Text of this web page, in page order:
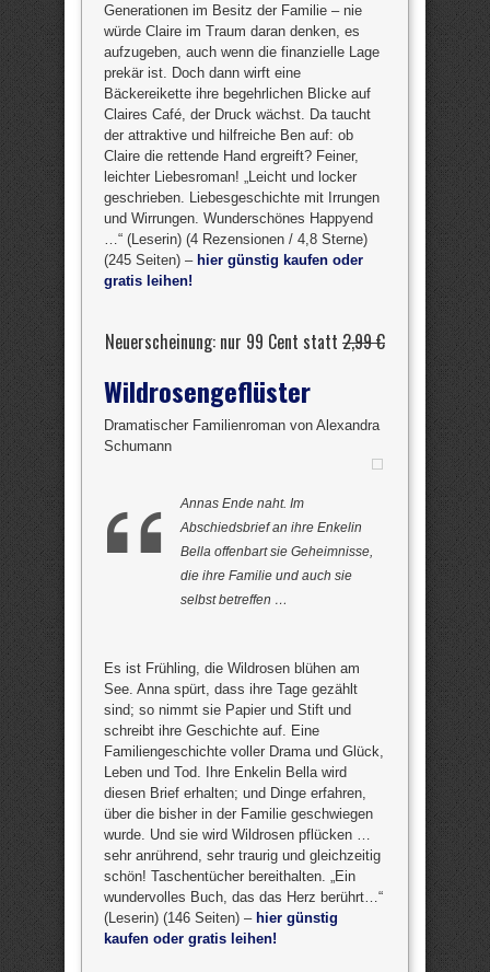
Generationen im Besitz der Familie – nie
würde Claire im Traum daran denken, es
aufzugeben, auch wenn die finanzielle Lage
prekär ist. Doch dann wirft eine
Bäckereikette ihre begehrlichen Blicke auf
Claires Café, der Druck wächst. Da taucht
der attraktive und hilfreiche Ben auf: ob
Claire die rettende Hand ergreift? Feiner,
leichter Liebesroman! „Leicht und locker
geschrieben. Liebesgeschichte mit Irrungen
und Wirrungen. Wunderschönes Happyend
…“ (Leserin) (4 Rezensionen / 4,8 Sterne)
(245 Seiten) – hier günstig kaufen oder
gratis leihen!
Neuerscheinung: nur 99 Cent statt 2,99 €
Wildrosengeflüster
Dramatischer Familienroman von Alexandra
Schumann
Annas Ende naht. Im
Abschiedsbrief an ihre Enkelin
Bella offenbart sie Geheimnisse,
die ihre Familie und auch sie
selbst betreffen …
Es ist Frühling, die Wildrosen blühen am
See. Anna spürt, dass ihre Tage gezählt
sind; so nimmt sie Papier und Stift und
schreibt ihre Geschichte auf. Eine
Familiengeschichte voller Drama und Glück,
Leben und Tod. Ihre Enkelin Bella wird
diesen Brief erhalten; und Dinge erfahren,
über die bisher in der Familie geschwiegen
wurde. Und sie wird Wildrosen pflücken …
sehr anrührend, sehr traurig und gleichzeitig
schön! Taschentücher bereithalten. „Ein
wundervolles Buch, das das Herz berührt…“
(Leserin) (146 Seiten) – hier günstig
kaufen oder gratis leihen!